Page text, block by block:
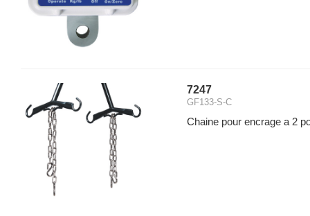
7247
GF133-S-C
Chaine pour encrage a 2